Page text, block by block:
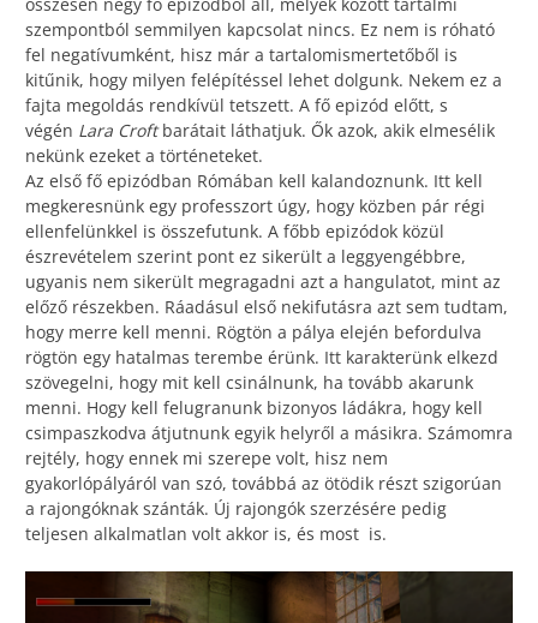
szempontból semmilyen kapcsolat nincs. Ez nem is róható
fel negatívumként, hisz már a tartalomismertetőből is
kitűnik, hogy milyen felépítéssel lehet dolgunk. Nekem ez a
fajta megoldás rendkívül tetszett. A fő epizód előtt, s
végén Lara Croftbarátait láthatjuk. Ők azok, akik elmesélik
nekünk ezeket a történeteket.
Az első fő epizódban Rómában kell kalandoznunk. Itt kell
megkeresnünk egy professzort úgy, hogy közben pár régi
ellenfelünkkel is összefutunk. A főbb epizódok közül
észrevételem szerint pont ez sikerült a leggyengébbre,
ugyanis nem sikerült megragadni azt a hangulatot, mint az
előző részekben. Ráadásul első nekifutásra azt sem tudtam,
hogy merre kell menni. Rögtön a pálya elején befordulva
rögtön egy hatalmas terembe érünk. Itt karakterünk elkezd
szövegelni, hogy mit kell csinálnunk, ha tovább akarunk
menni. Hogy kell felugranunk bizonyos ládákra, hogy kell
csimpaszkodva átjutnunk egyik helyről a másikra. Számomra
rejtély, hogy ennek mi szerepe volt, hisz nem
gyakorlópályáról van szó, továbbá az ötödik részt szigorúan
a rajongóknak szánták. Új rajongók szerzésére pedig
teljesen alkalmatlan volt akkor is, és most is.